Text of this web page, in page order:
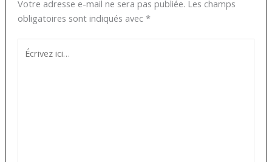
Votre adresse e-mail ne sera pas publiée. Les champs
obligatoires sont indiqués avec *
ici…